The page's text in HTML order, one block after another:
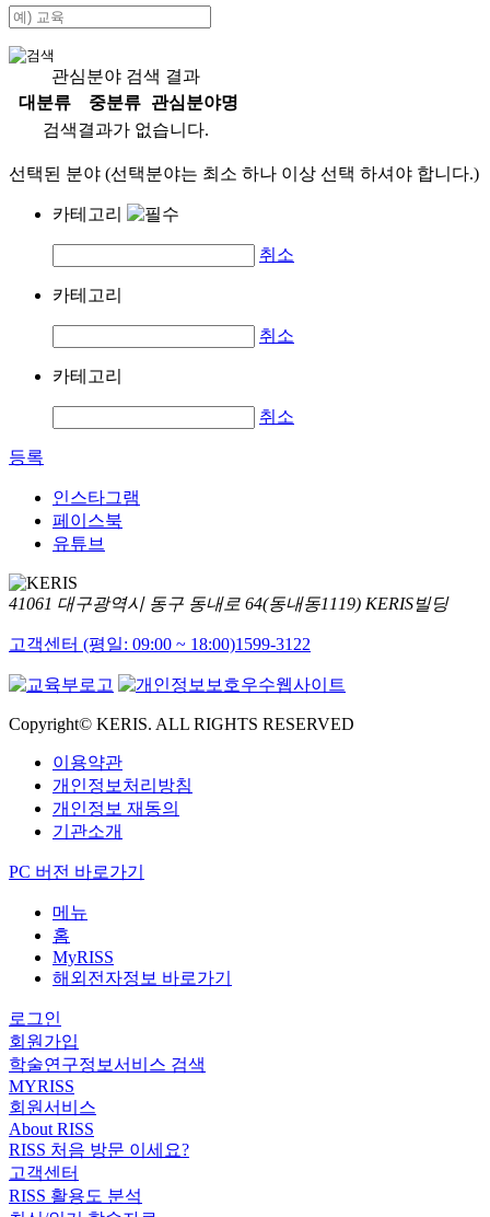
관심분야 검색 결과
대분류
중분류
관심분야명
검색결과가 없습니다.
선택된 분야 (선택분야는 최소 하나 이상 선택 하셔야 합니다.)
카테고리
취소
카테고리
취소
카테고리
취소
등록
인스타그램
페이스북
유튜브
41061 대구광역시 동구 동내로 64(동내동1119) KERIS빌딩
고객센터 (평일: 09:00 ~ 18:00)1599-3122
Copyright© KERIS. ALL RIGHTS RESERVED
이용약관
개인정보처리방침
개인정보 재동의
기관소개
PC 버전 바로가기
메뉴
홈
MyRISS
해외전자정보 바로가기
로그인
회원가입
학술연구정보서비스 검색
MYRISS
회원서비스
About RISS
RISS 처음 방문 이세요?
고객센터
RISS 활용도 분석